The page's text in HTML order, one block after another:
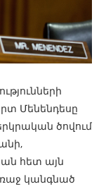
Մենենդեսը
ծովում
հետ այն
կանգնած